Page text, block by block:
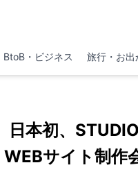
BtoB・ビジネス 旅行・お出
日本初、
WEBサイト制作